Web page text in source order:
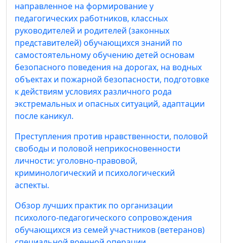
направленное на формирование у
педагогических работников, классных
руководителей и родителей (законных
представителей) обучающихся знаний по
самостоятельному обучению детей основам
безопасного поведения на дорогах, на водных
объектах и пожарной безопасности, подготовке
к действиям условиях различного рода
экстремальных и опасных ситуаций, адаптации
после каникул.
Преступления против нравственности, половой
свободы и половой неприкосновенности
личности: уголовно-правовой,
криминологический и психологический
аспекты.
Обзор лучших практик по организации
психолого-педагогического сопровождения
обучающихся из семей участников (ветеранов)